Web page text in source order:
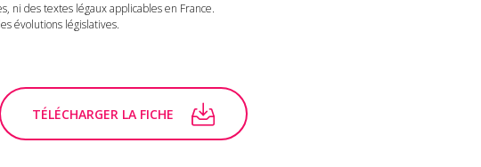
ni des textes légaux applicables en France.
évolutions législatives.
TÉLÉCHARGER LA FICHE